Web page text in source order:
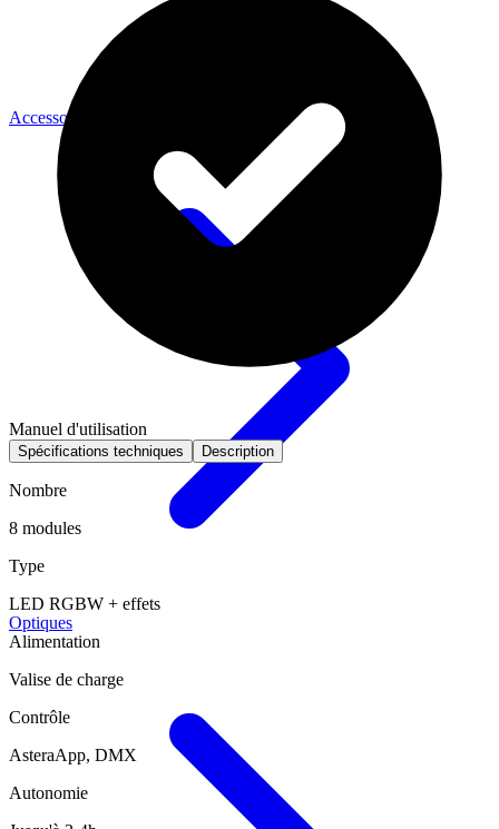
Accessoires Caméra
Optiques
Manuel d'utilisation
Spécifications techniques Description
Nombre
8 modules
Type
LED RGBW + effets
Alimentation
Valise de charge
Contrôle
AsteraApp, DMX
Autonomie